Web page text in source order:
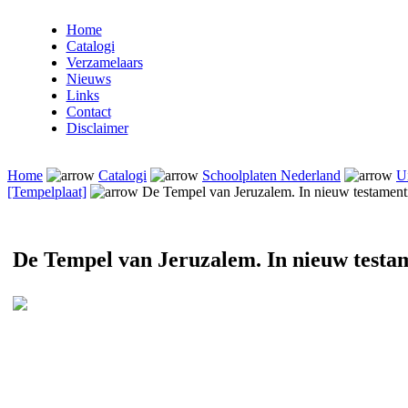
Home
Catalogi
Verzamelaars
Nieuws
Links
Contact
Disclaimer
Home Catalogi Schoolplaten Nederland
[Tempelplaat]
De Tempel van Jeruzalem. In nieuw
De Tempel van Jeruzalem. In nieuw